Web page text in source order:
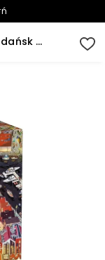
Puzzle 1000 Puzzlove Miasto Gdańsk CzuCzu